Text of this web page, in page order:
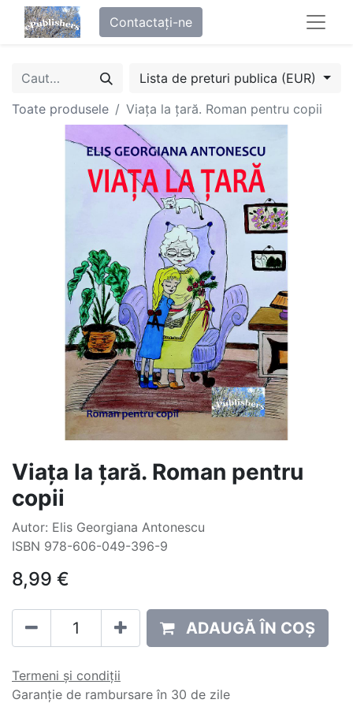
Contactați-ne
Lista de preturi publica (EUR)
Toate produsele
Viața la țară. Roman pentru copii
Viața la țară. Roman pentru
copii
Autor: Elis Georgiana Antonescu
ISBN 978-606-049-396-9
8,99 €
ADAUGĂ ÎN COȘ
Termeni și condiții
Garanție de rambursare în 30 de zile